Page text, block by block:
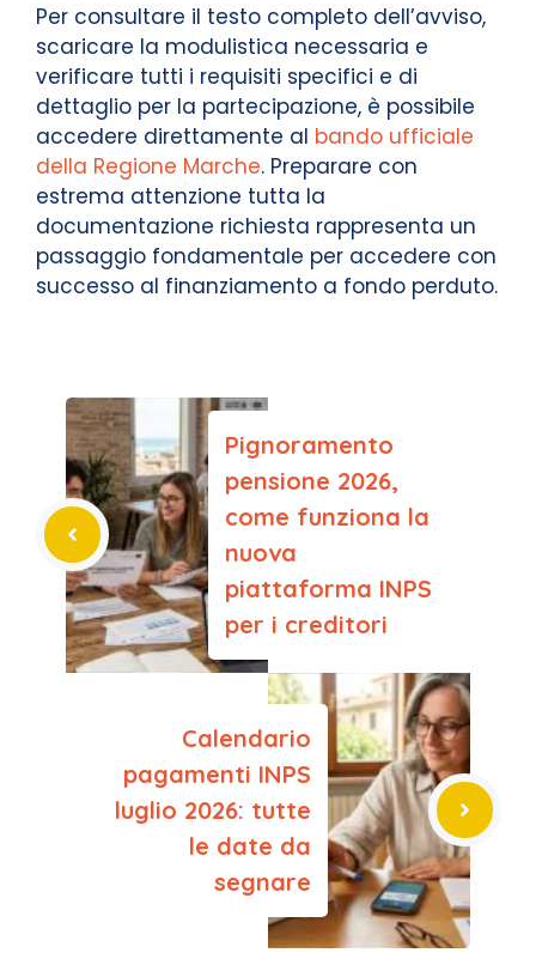
Per consultare il testo completo dell’avviso,
scaricare la modulistica necessaria e
verificare tutti i requisiti specifici e di
dettaglio per la partecipazione, è possibile
accedere direttamente al bando ufficiale
della Regione Marche. Preparare con
estrema attenzione tutta la
documentazione richiesta rappresenta un
passaggio fondamentale per accedere con
successo al finanziamento a fondo perduto.
Pignoramento
pensione 2026,
come funziona la
nuova
piattaforma INPS
per i creditori
Calendario
pagamenti INPS
luglio 2026: tutte
le date da
segnare